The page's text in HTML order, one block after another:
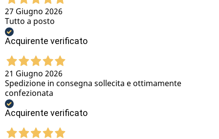
27 Giugno 2026
Tutto a posto
Acquirente verificato
21 Giugno 2026
Spedizione in consegna sollecita e ottimamente
confezionata
Acquirente verificato